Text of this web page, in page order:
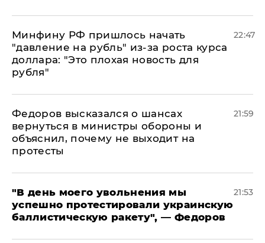
Минфину РФ пришлось начать
"давление на рубль" из-за роста курса
доллара: "Это плохая новость для
рубля"
22:47
Федоров высказался о шансах
вернуться в министры обороны и
объяснил, почему не выходит на
протесты
21:59
​"В день моего увольнения мы
успешно протестировали украинскую
баллистическую ракету", — Федоров
21:53